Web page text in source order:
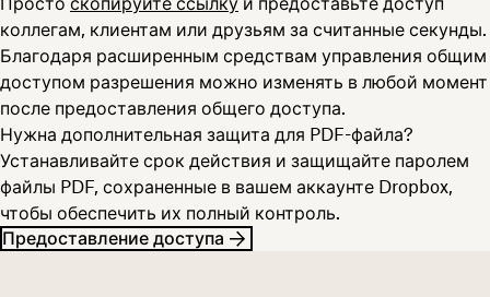
коллегам, клиентам или друзьям за считанные секунды.
Благодаря расширенным средствам управления общим
доступом разрешения можно изменять в любой момент
после предоставления общего доступа.
Нужна дополнительная защита для PDF-файла?
Устанавливайте срок действия и защищайте паролем
файлы PDF, сохраненные в вашем аккаунте Dropbox,
чтобы обеспечить их полный контроль.
Предоставление доступа